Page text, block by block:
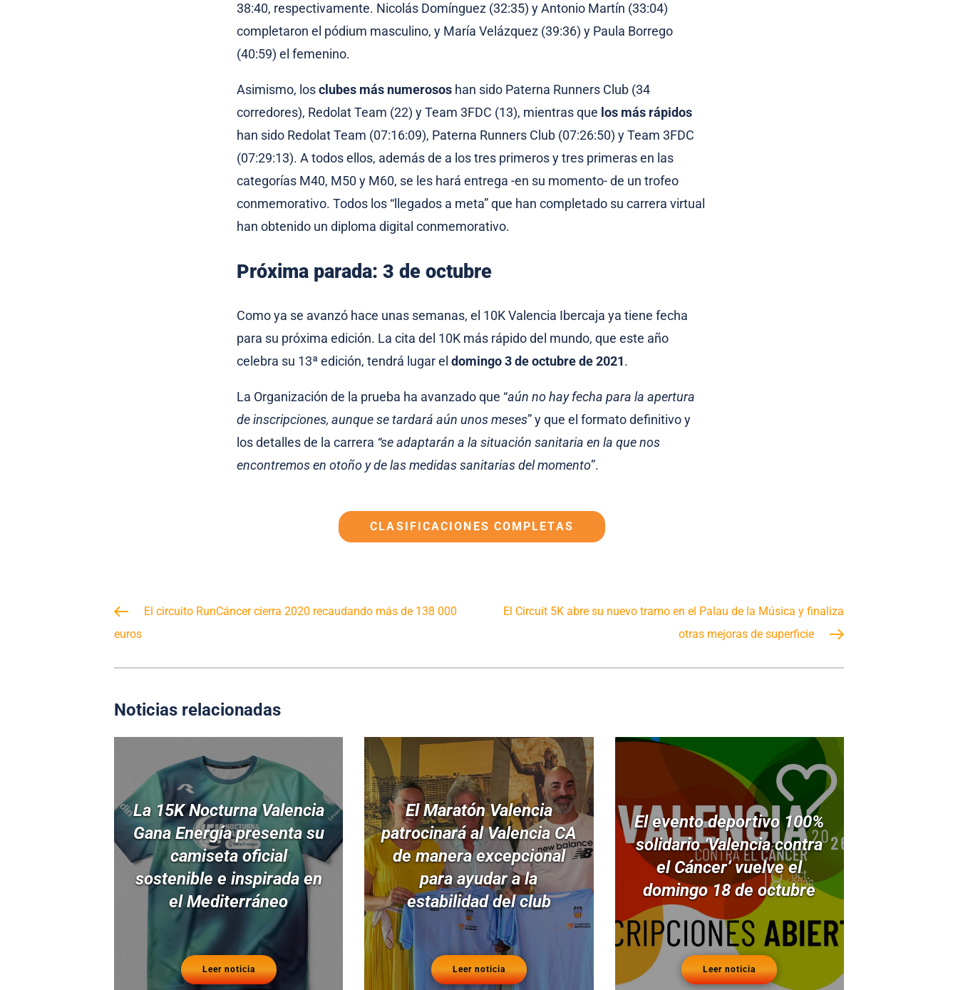
38:40, respectivamente. Nicolás Domínguez (32:35) y Antonio Martín (33:04)
completaron el pódium masculino, y María Velázquez (39:36) y Paula Borrego
(40:59) el femenino.
Asimismo, losclubes más numerosos han sido Paterna Runners Club (34
corredores), Redolat Team (22) y Team 3FDC (13), mientras que los más rápidos
han sido Redolat Team (07:16:09), Paterna Runners Club (07:26:50) y Team 3FDC
(07:29:13). A todos ellos, además de a los tres primeros y tres primeras en las
categorías M40, M50 y M60, se les hará entrega -en su momento- de un trofeo
conmemorativo. Todos los “llegados a meta” que han completado su carrera virtual
han obtenido un diploma digital conmemorativo.
Próxima parada: 3 de octubre
Como ya se avanzó hace unas semanas, el 10K Valencia Ibercaja ya tiene fecha
para su próxima edición. La cita del 10K más rápido del mundo, que este año
celebra su 13ª edición, tendrá lugar el domingo 3 de octubre de 2021.
La Organización de la prueba ha avanzado que “aún no hay fecha para la apertura
de inscripciones, aunque se tardará aún unos meses” y que el formato definitivo y
los detalles de la carrera “se adaptarán a la situación sanitaria en la que nos
encontremos en otoño y de las medidas sanitarias del momento”.
CLASIFICACIONES COMPLETAS
El circuito RunCáncer cierra 2020 recaudando más de 138 000
euros
El Circuit 5K abre su nuevo tramo en el Palau de la Música y finaliza
otras mejoras de superficie
Noticias relacionadas
La 15K Nocturna Valencia
Gana Energía presenta su
camiseta oficial
sostenible e inspirada en
el Mediterráneo
Leer noticia
El Maratón Valencia
patrocinará al Valencia CA
de manera excepcional
para ayudar a la
estabilidad del club
Leer noticia
El evento deportivo 100%
solidario ‘Valencia contra
el Cáncer’ vuelve el
domingo 18 de octubre
Leer noticia